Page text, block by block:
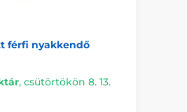
férfi nyakkendő
, csütörtökön 8. 13.